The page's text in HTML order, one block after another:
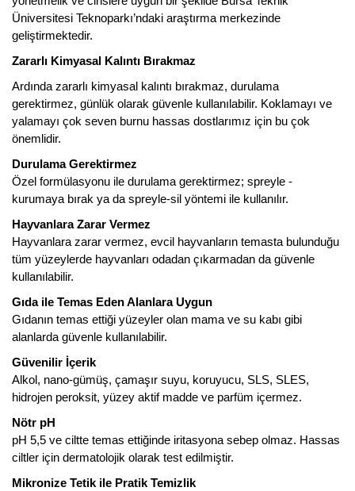
Üniversitesi Teknoparkı’ndaki araştırma merkezinde
geliştirmektedir.
Zararlı Kimyasal Kalıntı Bırakmaz
Ardında zararlı kimyasal kalıntı bırakmaz, durulama
gerektirmez, günlük olarak güvenle kullanılabilir. Koklamayı ve
yalamayı çok seven burnu hassas dostlarımız için bu çok
önemlidir.
Durulama Gerektirmez
Özel formülasyonu ile durulama gerektirmez; spreyle -
kurumaya bırak ya da spreyle-sil yöntemi ile kullanılır.
Hayvanlara Zarar Vermez
Hayvanlara zarar vermez, evcil hayvanların temasta bulunduğu
tüm yüzeylerde hayvanları odadan çıkarmadan da güvenle
kullanılabilir.
Gıda ile Temas Eden Alanlara Uygun
Gıdanın temas ettiği yüzeyler olan mama ve su kabı gibi
alanlarda güvenle kullanılabilir.
Güvenilir İçerik
Alkol, nano-gümüş, çamaşır suyu, koruyucu, SLS, SLES,
hidrojen peroksit, yüzey aktif madde ve parfüm içermez.
Nötr pH
pH 5,5 ve ciltte temas ettiğinde iritasyona sebep olmaz. Hassas
ciltler için dermatolojik olarak test edilmiştir.
Mikronize Tetik ile Pratik Temizlik